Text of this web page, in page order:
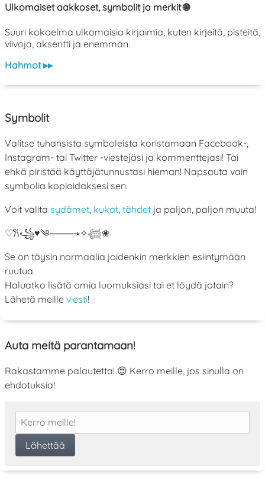
Ulkomaiset aakkoset, symbolit ja merkit 🌐
Suuri kokoelma ulkomaisia kirjaimia, kuten kirjeitä, pisteitä,
viivoja, aksentti ja enemmän.
Hahmot ▸▸
Symbolit
Valitse tuhansista symboleista koristamaan Facebook-,
Instagram- tai Twitter -viestejäsi ja kommenttejasi! Tai
ehkä piristää käyttäjätunnustasi hieman! Napsauta vain
symbolia kopioidaksesi sen.
Voit valita sydämet kukat tähdet ja paljon, paljon muuta!
♡𐙚꧁♥༄⸻⭒✧𓆉❀
Se on täysin normaalia joidenkin merkkien esiintymään
ruutua.
Haluatko lisätä omia luomuksiasi tai et löydä jotain?
Lähetä meille viesti!
Auta meitä parantamaan!
Rakastamme palautetta! 😍 Kerro meille, jos sinulla on
ehdotuksia!